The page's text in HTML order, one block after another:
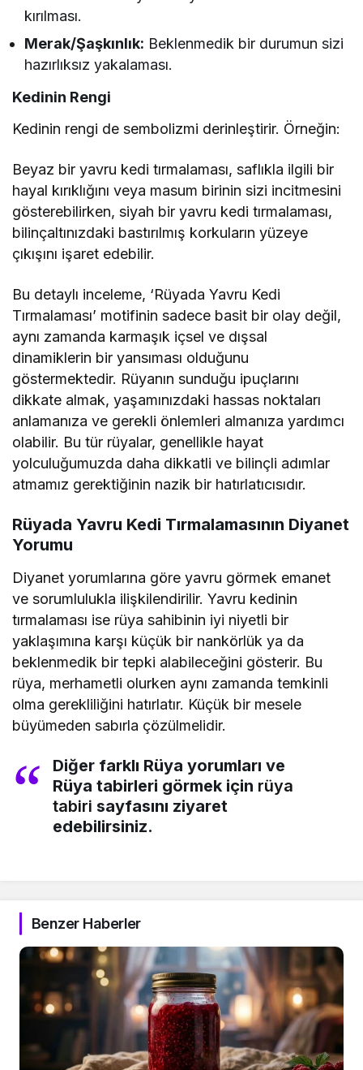
kırılması.
Merak/Şaşkınlık: Beklenmedik bir durumun sizi
hazırlıksız yakalaması.
Kedinin Rengi
Kedinin rengi de sembolizmi derinleştirir. Örneğin:
Beyaz bir yavru kedi tırmalaması, saflıkla ilgili bir
hayal kırıklığını veya masum birinin sizi incitmesini
gösterebilirken, siyah bir yavru kedi tırmalaması,
bilinçaltınızdaki bastırılmış korkuların yüzeye
çıkışını işaret edebilir.
Bu detaylı inceleme, ‘Rüyada Yavru Kedi
Tırmalaması’ motifinin sadece basit bir olay değil,
aynı zamanda karmaşık içsel ve dışsal
dinamiklerin bir yansıması olduğunu
göstermektedir. Rüyanın sunduğu ipuçlarını
dikkate almak, yaşamınızdaki hassas noktaları
anlamanıza ve gerekli önlemleri almanıza yardımcı
olabilir. Bu tür rüyalar, genellikle hayat
yolculuğumuzda daha dikkatli ve bilinçli adımlar
atmamız gerektiğinin nazik bir hatırlatıcısıdır.
Rüyada Yavru Kedi Tırmalamasının Diyanet
Yorumu
Diyanet yorumlarına göre yavru görmek emanet
ve sorumlulukla ilişkilendirilir. Yavru kedinin
tırmalaması ise rüya sahibinin iyi niyetli bir
yaklaşımına karşı küçük bir nankörlük ya da
beklenmedik bir tepki alabileceğini gösterir. Bu
rüya, merhametli olurken aynı zamanda temkinli
olma gerekliliğini hatırlatır. Küçük bir mesele
büyümeden sabırla çözülmelidir.
Diğer farklı Rüya yorumları ve
Rüya tabirleri görmek için rüya
tabiri sayfasını ziyaret
edebilirsiniz.
Benzer Haberler